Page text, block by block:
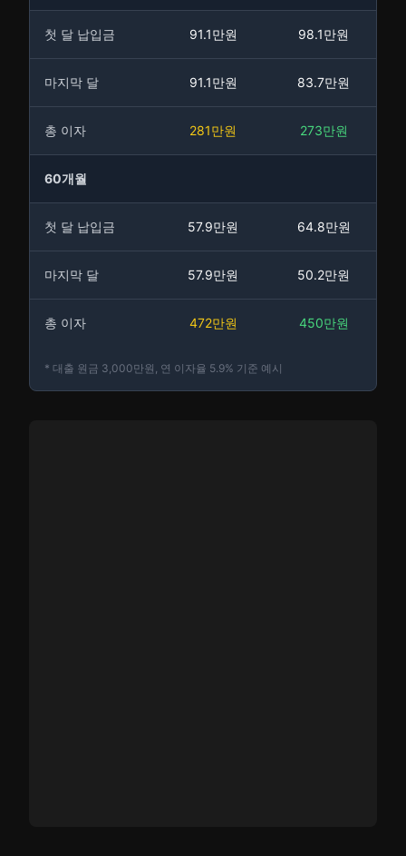
첫 달 납입금 91.1만원 98.1만원
마지막 달 91.1만원 83.7만원
총 이자 281만원 273만원
60개월
첫 달 납입금 57.9만원 64.8만원
마지막 달 57.9만원 50.2만원
총 이자 472만원 450만원
* 대출 원금 3,000만원, 연 이자율 5.9% 기준 예시